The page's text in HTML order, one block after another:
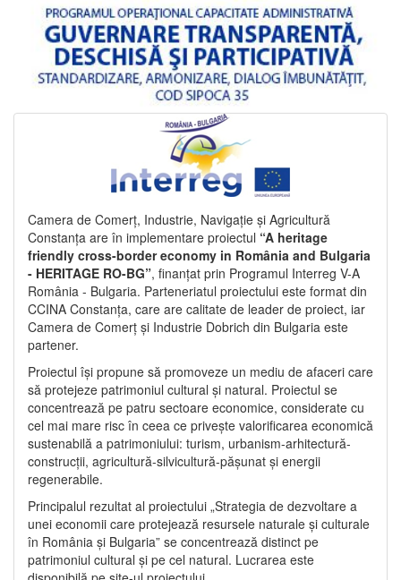
Camera de Comerț, Industrie, Navigație și Agricultură
Constanța are în implementare proiectul “A heritage
friendly cross-border economy in România and Bulgaria
- HERITAGE RO-BG”, finanțat prin Programul Interreg V-A
România - Bulgaria. Parteneriatul proiectului este format din
CCINA Constanța, care are calitate de leader de proiect, iar
Camera de Comerț și Industrie Dobrich din Bulgaria este
partener.
Proiectul își propune să promoveze un mediu de afaceri care
să protejeze patrimoniul cultural și natural. Proiectul se
concentrează pe patru sectoare economice, considerate cu
cel mai mare risc în ceea ce privește valorificarea economică
sustenabilă a patrimoniului: turism, urbanism-arhitectură-
construcții, agricultură-silvicultură-pășunat și energii
regenerabile.
Principalul rezultat al proiectului „Strategia de dezvoltare a
unei economii care protejează resursele naturale și culturale
în România și Bulgaria” se concentrează distinct pe
patrimoniul cultural și pe cel natural. Lucrarea este